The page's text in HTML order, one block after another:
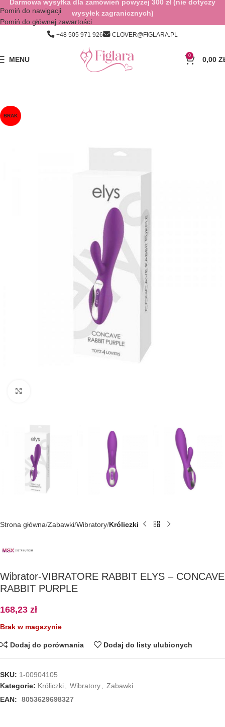
Pomiń do nawigacji
Pomiń do głównej zawartości
+48 505 971 926 CLOVER@FIGLARA.PL
MENU 0 0,00
BRAK
Strona główna Zabawki Wibratory Króliczki
Wibrator-VIBRATORE RABBIT ELYS – CONCAVE
RABBIT PURPLE
168,23 zł
Brak w magazynie
Dodaj do porównania Dodaj do listy ulubionych
SKU: 1-00904105
Kategorie: Króliczki Wibratory
Zabawki
EAN:
8053629698327
Darmowa wysyłka dla zamówień powyżej 300 zł (nie dotyczy
wysyłek zagranicznych)